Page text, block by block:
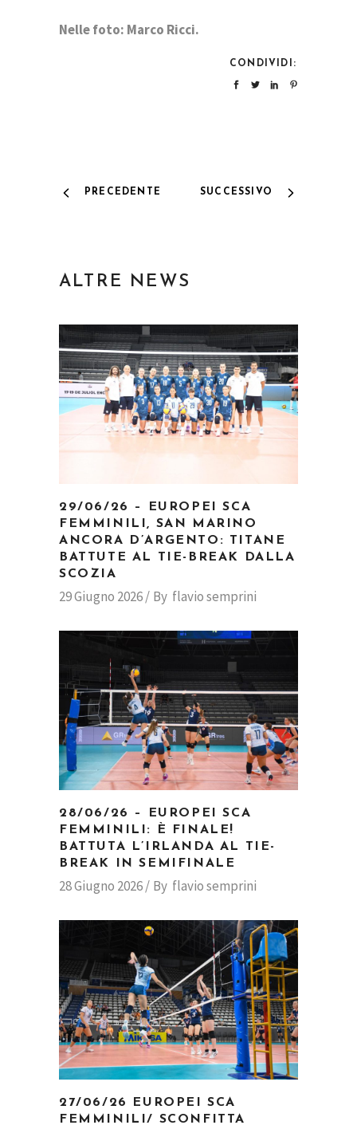
Nelle foto: Marco Ricci.
CONDIVIDI:
PRECEDENTE SUCCESSIVO
ALTRE NEWS
29/06/26 – EUROPEI SCA
FEMMINILI, SAN MARINO
ANCORA D’ARGENTO: TITANE
BATTUTE AL TIE-BREAK DALLA
SCOZIA
29 Giugno 2026 By flavio semprini
28/06/26 – EUROPEI SCA
FEMMINILI: È FINALE!
BATTUTA L’IRLANDA AL TIE-
BREAK IN SEMIFINALE
28 Giugno 2026 By flavio semprini
27/06/26 EUROPEI SCA
FEMMINILI/ SCONFITTA